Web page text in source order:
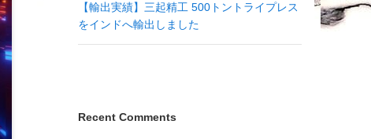
【輸出実績】三起精工 500トントライプレス
をインドへ輸出しました
Recent Comments